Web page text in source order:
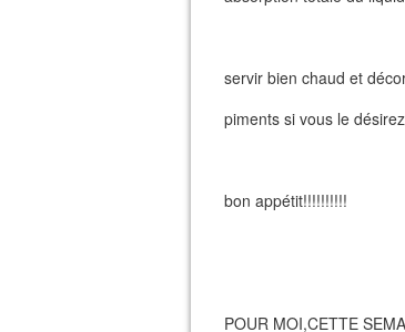
servir bien chaud et
piments si vous le
bon appétit!!!!!!!!!!
POUR MOI,CETTE